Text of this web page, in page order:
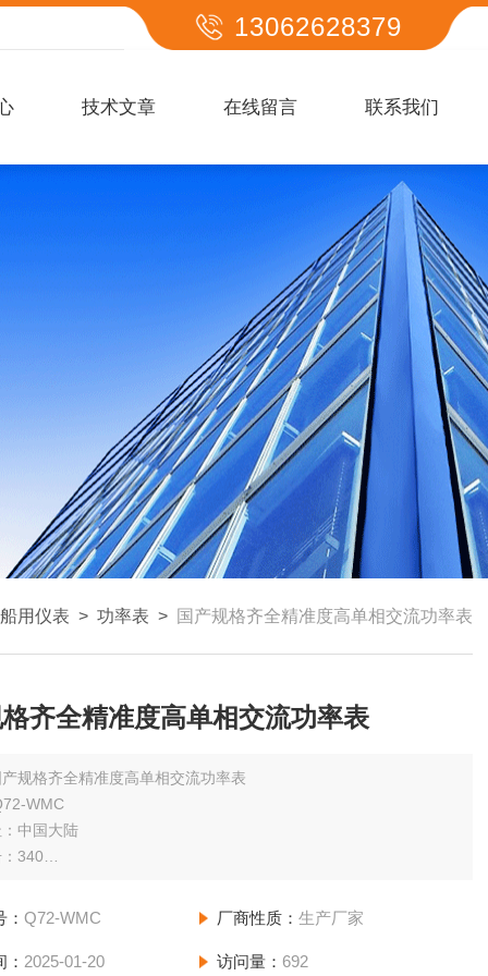
13062628379
技术文章 在线留言 联系我们
船用仪表 > 功率表 > 国产规格齐全精准度高单相交流功率表
格齐全精准度高单相交流功率表
产规格齐全精准度高单相交流功率表
WMC
中国大陆
340
单相功率表
级
：Q72-WMC 厂商性质： 生产厂家
2025-01-20 访问量： 692